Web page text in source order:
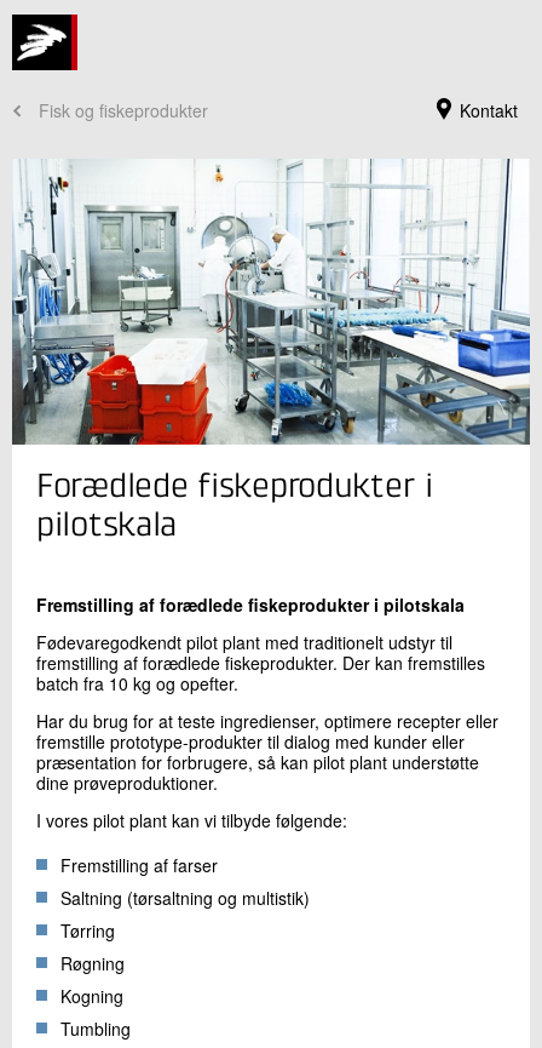
Kontakt
Fisk og fiskeprodukter
Jeg er din kontaktperson
Jens P. Teilmann
Faglig leder
Fødevaresikkerhed og Kvalitet
Skriv til mig
Send
Forædlede fiskeprodukter i
pilotskala
Fremstilling af forædlede fiskeprodukter i pilotskala
Fødevaregodkendt pilot plant med traditionelt udstyr til
fremstilling af forædlede fiskeprodukter. Der kan fremstilles
batch fra 10 kg og opefter.
Har du brug for at teste ingredienser, optimere recepter eller
fremstille prototype-produkter til dialog med kunder eller
præsentation for forbrugere, så kan pilot plant understøtte
dine prøveproduktioner.
I vores pilot plant kan vi tilbyde følgende:
Fremstilling af farser
Saltning (tørsaltning og multistik)
Tørring
Røgning
Kogning
Tumbling